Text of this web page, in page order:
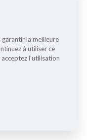
la meilleure
à utiliser ce
l'utilisation